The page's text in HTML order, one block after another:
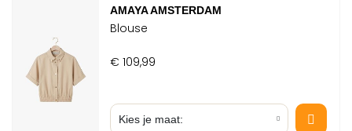
AMAYA AMSTERDAM
Blouse
€ 109,99
Kies je maat: